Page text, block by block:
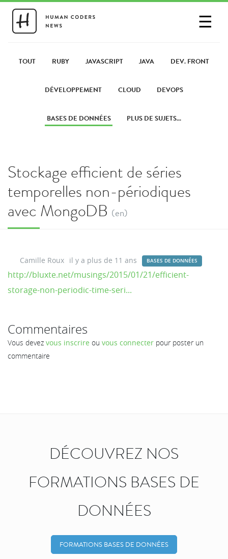
☰
PARTAGER UN LIEN
TOUT RUBY JAVASCRIPT JAVA DEV. FRONT
DÉVELOPPEMENT CLOUD DEVOPS
BASES DE DONNÉES PLUS DE SUJETS...
Stockage efficient de séries
temporelles non-périodiques
avec MongoDB (en)
Camille Roux il y a plus de 11 ans BASES DE DONNÉES
http://bluxte.net/musings/2015/01/21/efficient-
storage-non-periodic-time-seri...
Commentaires
Vous devez vous inscrire ou vous connecter pour poster un
commentaire
DÉCOUVREZ NOS
FORMATIONS BASES DE
DONNÉES
FORMATIONS BASES DE DONNÉES